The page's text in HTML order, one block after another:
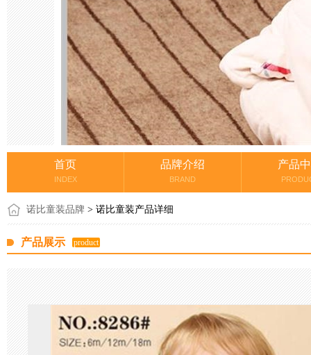
首页
INDEX
品牌介绍
BRAND
产品
诺比童装品牌 > 诺比童装产品详细
产品展示 product